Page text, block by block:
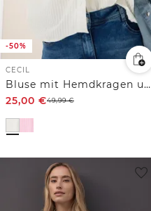
-50%
CECIL
Bluse mit Hemdkragen und Streifen
25,00 €49,99€